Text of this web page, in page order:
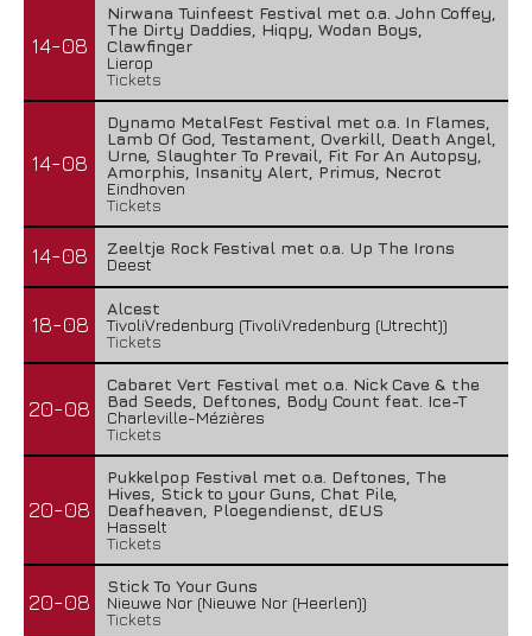
14-08
Nirwana Tuinfeest Festival met o.a. John Coffey,
The Dirty Daddies, Hiqpy, Wodan Boys,
Clawfinger
Lierop
Tickets
14-08
Dynamo MetalFest Festival met o.a. In Flames,
Lamb Of God, Testament, Overkill, Death Angel,
Urne, Slaughter To Prevail, Fit For An Autopsy,
Amorphis, Insanity Alert, Primus, Necrot
Eindhoven
Tickets
14-08
Zeeltje Rock Festival met o.a. Up The Irons
Deest
18-08
Alcest
TivoliVredenburg (TivoliVredenburg (Utrecht))
Tickets
20-08
Cabaret Vert Festival met o.a. Nick Cave & the
Bad Seeds, Deftones, Body Count feat. Ice-T
Charleville-Mézières
Tickets
20-08
Pukkelpop Festival met o.a. Deftones, The
Hives, Stick to your Guns, Chat Pile,
Deafheaven, Ploegendienst, dEUS
Hasselt
Tickets
20-08
Stick To Your Guns
Nieuwe Nor (Nieuwe Nor (Heerlen))
Tickets